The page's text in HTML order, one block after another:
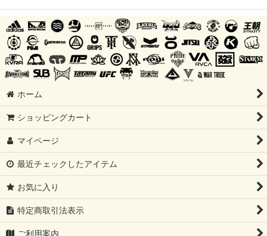
ホーム
ショッピングカート
マイページ
最近チェックしたアイテム
お気に入り
特定商取引法表示
ご利用案内